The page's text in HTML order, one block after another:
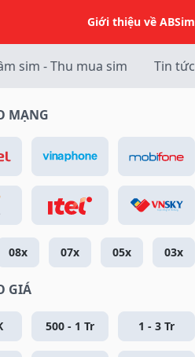
Giới thiệu về ABSim
sim - Thu mua sim Tin tức
MẠNG
08x 07x 05x 03x
GIÁ
500 - 1 Tr 1 - 3 Tr